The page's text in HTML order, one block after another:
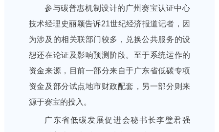
参与碳普惠机制设计的广州赛宝认证中心
技术经理史丽颖告诉21世纪经济报道记者，因
为涉及的相关联部门较多，兑换公共服务的设
想还在论证及影响预测阶段。至于系统运作的
资金来源，目前一部分来自于广东省低碳专项
资金及部分试点地市财政配套，另一部分则来
源于赛宝的投入。
广东省低碳发展促进会秘书长李璧君强